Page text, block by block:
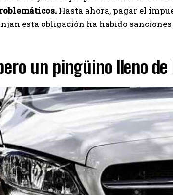
Hasta ahora, pagar el
esta obligación ha habido
un pingüino lleno de